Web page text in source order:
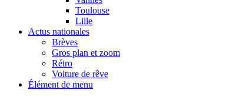
Toulouse
Lille
Actus nationales
Brèves
Gros plan et zoom
Rétro
Voiture de rêve
Élément de menu